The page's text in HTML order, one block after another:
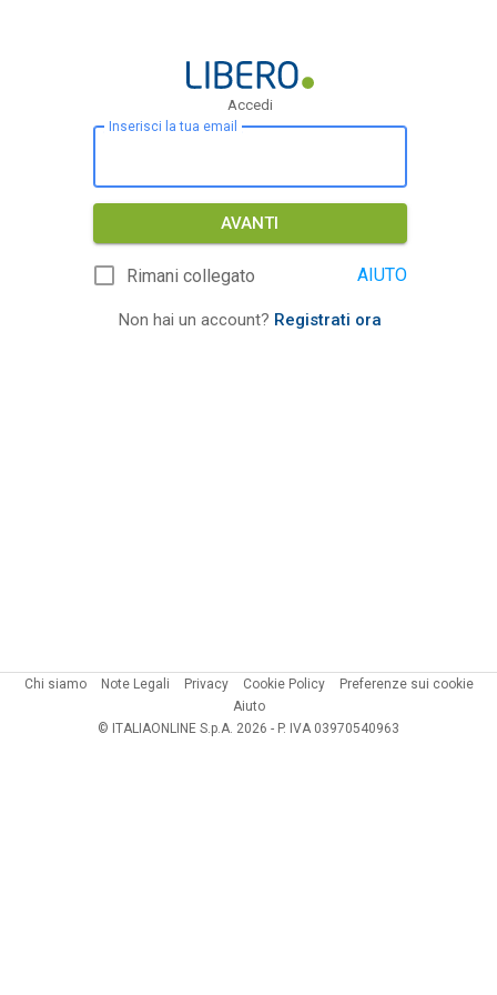
Accedi
Inserisci la tua email
AVANTI
Rimani collegato AIUTO
Non hai un account? Registrati ora
Chi siamo Note Legali Privacy Cookie Policy
Preferenze sui cookie
Aiuto
© ITALIAONLINE S.p.A. 2026 - P. IVA 03970540963